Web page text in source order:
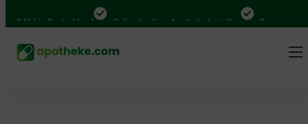
Mal in Deutschland Online bei Ihrer Apotheke bestellen Bequem
Knochen, Gelenke & Schmerzen